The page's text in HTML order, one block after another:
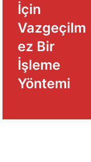
İçin
Vazgeçilm
ez Bir
İşleme
Yöntemi